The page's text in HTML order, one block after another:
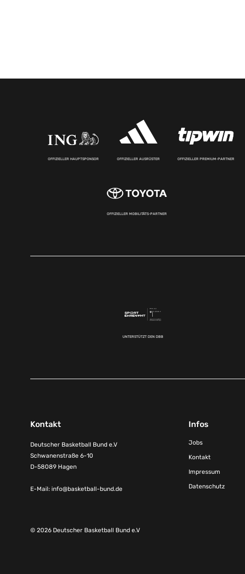
OFFIZIELLER HAUPTSPONSOR OFFIZIELLER AUSRÜSTER OFFIZIELLER PREMIUM-PARTNER
OFFIZIELLER MOBILITÄTS-PARTNER
UNTERSTÜTZT DEN DBB
Kontakt
Deutscher Basketball Bund e.V
Schwanenstraße 6-10
D-58089 Hagen
E-Mail: info@basketball-bund.de
Infos
Jobs
Kontakt
Impressum
Datenschutz
© 2026 Deutscher Basketball Bund e.V